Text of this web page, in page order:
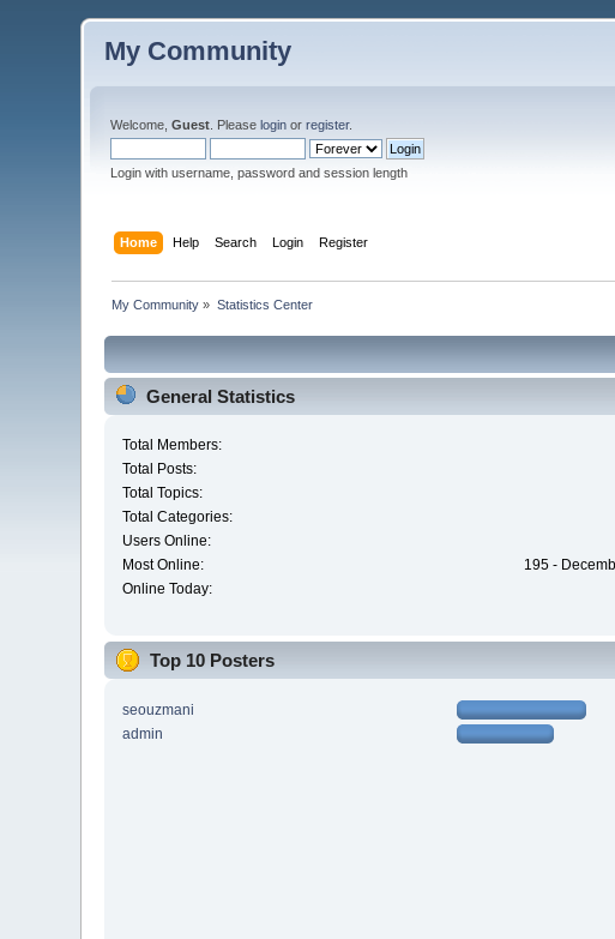
My Community
Welcome,Guest . Pleaselogin orregister.
Login with username, password and session length
Home Help Search Login Register
My Community » Statistics Center
General Statistics
Total Members:
Total Posts:
Total Topics:
Total Categories:
Users Online:
Most Online:
195 -
Online Today:
Top 10 Posters
seouzmani
admin